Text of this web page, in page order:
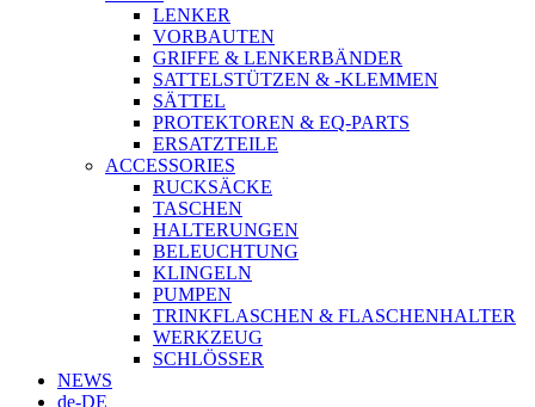
LENKER
VORBAUTEN
GRIFFE & LENKERBÄNDER
SATTELSTÜTZEN & -KLEMMEN
SÄTTEL
PROTEKTOREN & EQ-PARTS
ERSATZTEILE
ACCESSORIES
RUCKSÄCKE
TASCHEN
HALTERUNGEN
BELEUCHTUNG
KLINGELN
PUMPEN
TRINKFLASCHEN & FLASCHENHALTER
WERKZEUG
SCHLÖSSER
NEWS
de-DE